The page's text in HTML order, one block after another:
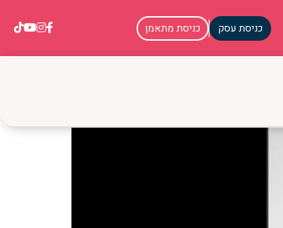
כניסת עסק כניסת מתאמן